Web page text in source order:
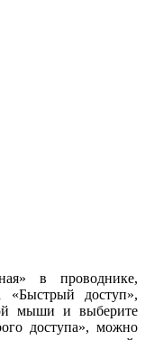
в проводнике,
«Быстрый доступ»,
мыши и выберите
доступа», можно